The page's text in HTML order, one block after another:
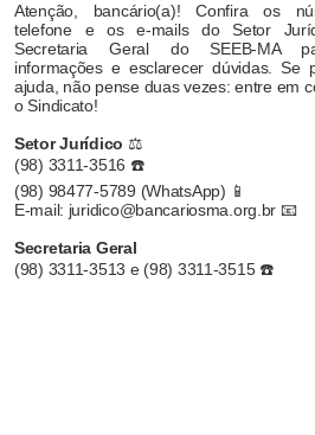
Atenção, bancário(a)! Confira os
telefone e os e-mails do Setor
Secretaria Geral do SEEB-MA
informações e esclarecer dúvidas. Se
ajuda, não pense duas vezes: entre em
o Sindicato!
Setor Jurídico ⚖️
(98) 3311-3516 ☎️
(98) 98477-5789 (WhatsApp) 📱
E-mail: juridico@bancariosma.org.br 📧
Secretaria Geral
(98) 3311-3513 e (98) 3311-3515 ☎️